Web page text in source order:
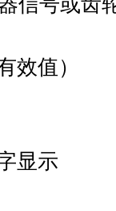
效值）
显示